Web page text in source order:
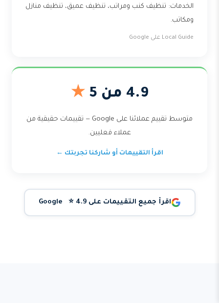
الخدمات: تنظيف كنب ومراتب، تنظيف عميق، تنظيف منازل
ومكاتب.
Local Guide على Google
4.9 من 5 ★
متوسط تقييم عملائنا على Google — تقييمات حقيقية من
عملاء فعليين.
اقرأ التقييمات أو شاركنا تجربتك ←
اقرأ جميع التقييمات على Google ⭐ 4.9